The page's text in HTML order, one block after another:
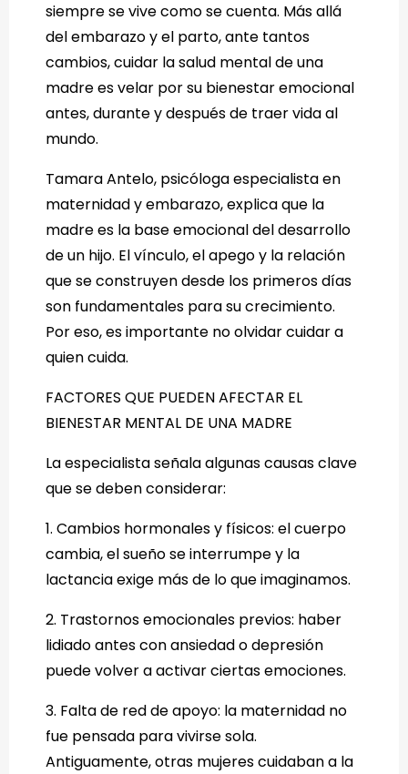
siempre se vive como se cuenta. Más allá
del embarazo y el parto, ante tantos
cambios, cuidar la salud mental de una
madre es velar por su bienestar emocional
antes, durante y después de traer vida al
mundo.
Tamara Antelo, psicóloga especialista en
maternidad y embarazo, explica que la
madre es la base emocional del desarrollo
de un hijo. El vínculo, el apego y la relación
que se construyen desde los primeros días
son fundamentales para su crecimiento.
Por eso, es importante no olvidar cuidar a
quien cuida.
FACTORES QUE PUEDEN AFECTAR EL
BIENESTAR MENTAL DE UNA MADRE
La especialista señala algunas causas clave
que se deben considerar:
1. Cambios hormonales y físicos: el cuerpo
cambia, el sueño se interrumpe y la
lactancia exige más de lo que imaginamos.
2. Trastornos emocionales previos: haber
lidiado antes con ansiedad o depresión
puede volver a activar ciertas emociones.
3. Falta de red de apoyo: la maternidad no
fue pensada para vivirse sola.
Antiguamente, otras mujeres cuidaban a la